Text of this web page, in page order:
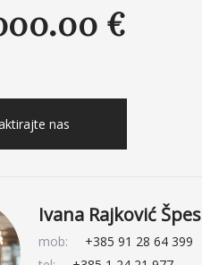
€
nas
Ivana Rajković Špes
mob:
+385 91 28 64 399